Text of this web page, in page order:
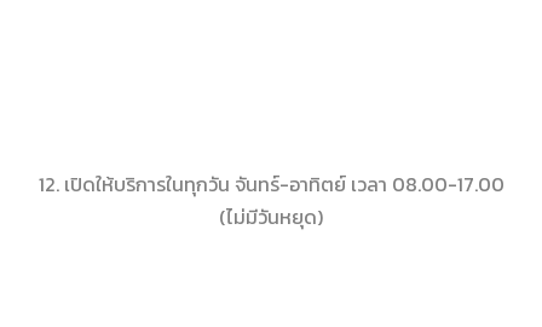
12. เปิดให้บริการในทุกวัน จันทร์-อาทิตย์ เวลา 08.00-17.00
(ไม่มีวันหยุด)